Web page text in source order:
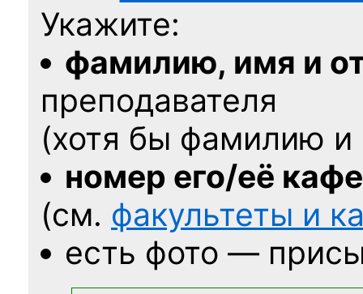
Укажите:
фамилию, имя и
преподавателя
(хотя бы фамилию
номер его/её
(см. факультеты и
есть фото —